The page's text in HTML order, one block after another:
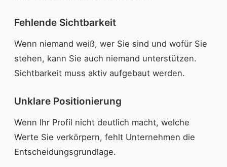
Fehlende Sichtbarkeit
Wenn niemand weiß, wer Sie sind und wofür Sie
stehen, kann Sie auch niemand unterstützen.
Sichtbarkeit muss aktiv aufgebaut werden.
Unklare Positionierung
Wenn Ihr Profil nicht deutlich macht, welche
Werte Sie verkörpern, fehlt Unternehmen die
Entscheidungsgrundlage.